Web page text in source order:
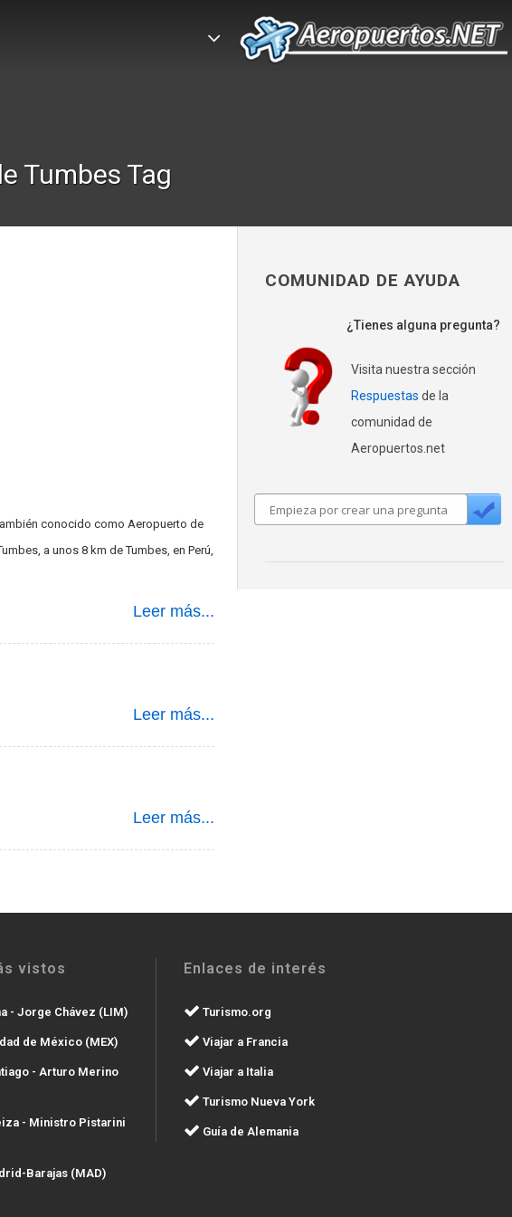
Tumbes Tag
conocido como Aeropuerto de
a unos 8 km de Tumbes, en Perú,
Leer más...
Leer más...
Leer más...
COMUNIDAD DE AYUDA
¿Tienes alguna pregunta?
Visita nuestra sección
Respuestas de la
comunidad de
Aeropuertos.net
vistos
- Jorge Chávez (LIM)
de México (MEX)
- Arturo Merino
- Ministro Pistarini
Barajas (MAD)
Enlaces de interés
Turismo.org
Viajar a Francia
Viajar a Italia
Turismo Nueva York
Guía de Alemania